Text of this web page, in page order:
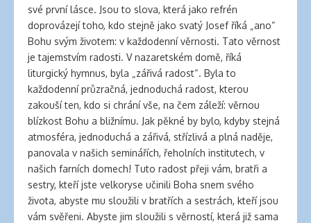
své první lásce. Jsou to slova, která jako refrén
doprovázejí toho, kdo stejně jako svatý Josef říká „ano“
Bohu svým životem: v každodenní věrnosti. Tato věrnost
je tajemstvím radosti. V nazaretském domě, říká
liturgický hymnus, byla „zářivá radost“. Byla to
každodenní průzračná, jednoduchá radost, kterou
zakouší ten, kdo si chrání vše, na čem záleží: věrnou
blízkost Bohu a bližnímu. Jak pěkné by bylo, kdyby stejná
atmosféra, jednoduchá a zářivá, střízlivá a plná naděje,
panovala v našich seminářích, řeholních institutech, v
našich farních domech! Tuto radost přeji vám, bratři a
sestry, kteří jste velkoryse učinili Boha snem svého
života, abyste mu sloužili v bratřích a sestrách, kteří jsou
vám svěřeni. Abyste jim sloužili s věrností, která již sama